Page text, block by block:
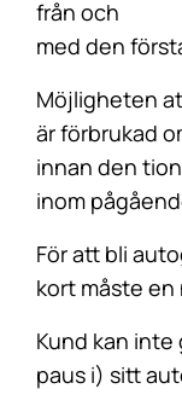
från och
med den
Möjligheten
är förbrukad
innan den
inom
För att bli
kort måste en
Kund kan inte
paus i) sitt